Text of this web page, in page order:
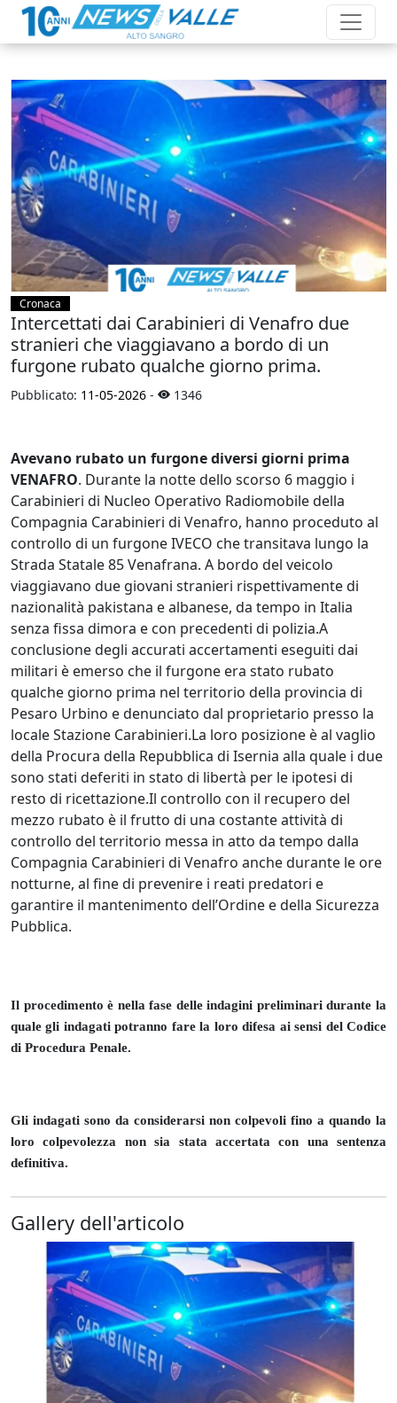
Cronaca
Intercettati dai Carabinieri di Venafro due
stranieri che viaggiavano a bordo di un
furgone rubato qualche giorno prima.
Pubblicato: 11-05-2026 - 1346
Avevano rubato un furgone diversi giorni prima
VENAFRO. Durante la notte dello scorso 6 maggio i
Carabinieri di Nucleo Operativo Radiomobile della
Compagnia Carabinieri di Venafro, hanno proceduto al
controllo di un furgone IVECO che transitava lungo la
Strada Statale 85 Venafrana. A bordo del veicolo
viaggiavano due giovani stranieri rispettivamente di
nazionalità pakistana e albanese, da tempo in Italia
senza fissa dimora e con precedenti di polizia.A
conclusione degli accurati accertamenti eseguiti dai
militari è emerso che il furgone era stato rubato
qualche giorno prima nel territorio della provincia di
Pesaro Urbino e denunciato dal proprietario presso la
locale Stazione Carabinieri.La loro posizione è al vaglio
della Procura della Repubblica di Isernia alla quale i due
sono stati deferiti in stato di libertà per le ipotesi di
resto di ricettazione.Il controllo con il recupero del
mezzo rubato è il frutto di una costante attività di
controllo del territorio messa in atto da tempo dalla
Compagnia Carabinieri di Venafro anche durante le ore
notturne, al fine di prevenire i reati predatori e
garantire il mantenimento dell’Ordine e della Sicurezza
Pubblica.
Il procedimento è nella fase delle indagini preliminari durante la
quale gli indagati potranno fare la loro difesa ai sensi del Codice
di Procedura Penale.
Gli indagati sono da considerarsi non colpevoli fino a quando la
loro colpevolezza non sia stata accertata con una sentenza
definitiva.
Gallery dell'articolo